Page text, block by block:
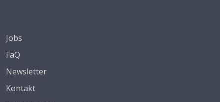
Jobs
FaQ
Newsletter
Kontakt